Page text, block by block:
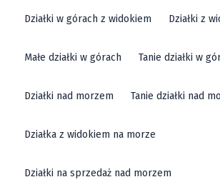
Działki w górach z widokiem Działki z
Małe działki w górach Tanie działki w
Działki nad morzem Tanie działki nad
Działka z widokiem na morze
Działki na sprzedaż nad morzem